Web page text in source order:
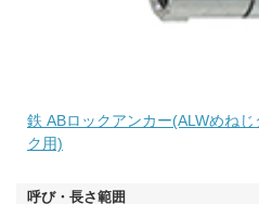
鉄 ABロックアンカー(ALWめね
ク用)